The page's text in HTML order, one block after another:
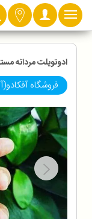
دسته بندی
ادوتویلت مردانه
فروشگاه